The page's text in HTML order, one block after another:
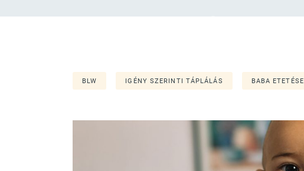
BLW IGÉNY SZERINTI TÁPLÁLÁS BABA ETETÉSE